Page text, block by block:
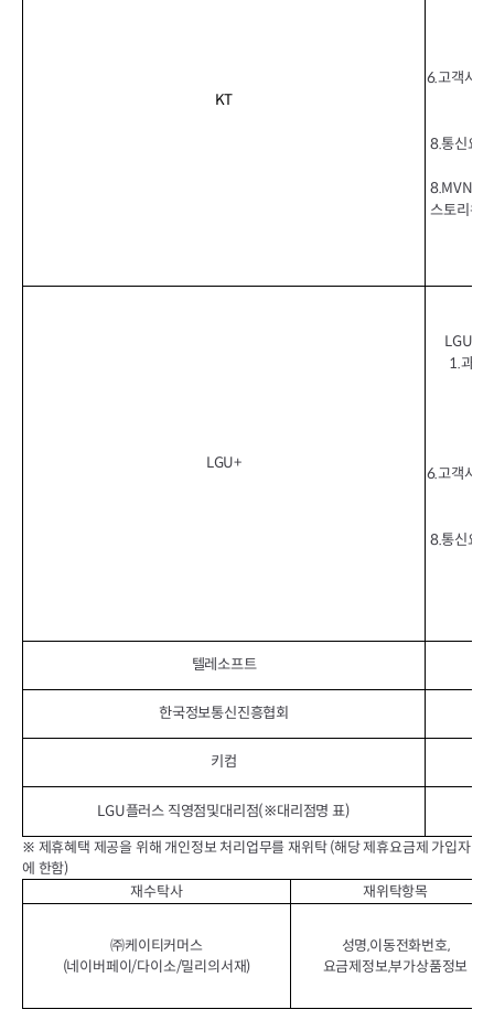
KT
6.고객사용
8.통신요
8.MVNO
스토리위
LGU+
LGU+
1.과금
6.고객사용
8.통신요
텔레소프트
한국정보통신진흥협회
키컴
LGU플러스 직영점및대리점(※대리점명 표)
※ 제휴혜택 제공을 위해 개인정보 처리업무를 재위탁 (해당 제휴요금제 가입자
에 한함)
재수탁사
재위탁항목
㈜케이티커머스
(네이버페이/다이소/밀리의서재)
성명,이동전화번호,
요금제정보,부가상품정보